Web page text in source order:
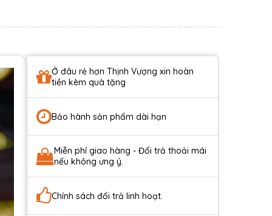
Ở đâu rẻ hơn Thịnh Vượng xin hoàn
tiền kèm quà tặng
Bảo hành sản phẩm dài hạn
Miễn phí giao hàng - Đổi trả thoải mái
nếu không ưng ý.
Chính sách đổi trả linh hoạt.